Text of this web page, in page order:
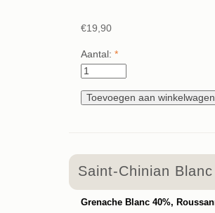
€19,90
Aantal: *
Saint-Chinian
Grenache Blanc 40%,